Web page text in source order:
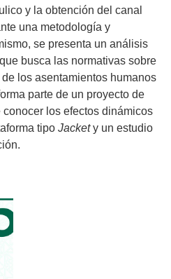
y la obtención del canal
una metodología y
se presenta un análisis
busca las normativas sobre
los asentamientos humanos
parte de un proyecto de
los efectos dinámicos
tipo Jackety un estudio